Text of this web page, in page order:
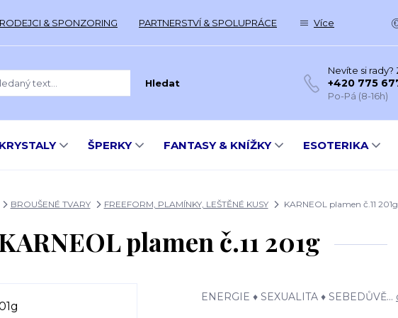
& SPONZORING PARTNERSTVÍ & SPOLUPRÁCE Více
Hledat
Nevíte si rady?
+420 775
Po-Pá (8-16h)
ŠPERKY FANTASY & KNÍŽKY ESOTERIKA
BROUŠENÉ TVARY FREEFORM, PLAMÍNKY, LEŠTĚNÉ KUSY KARNEOL plamen č.11 201g
plamen č.11 201g
ENERGIE ♦ SEXUALITA ♦ SEBEDŮVĚ...